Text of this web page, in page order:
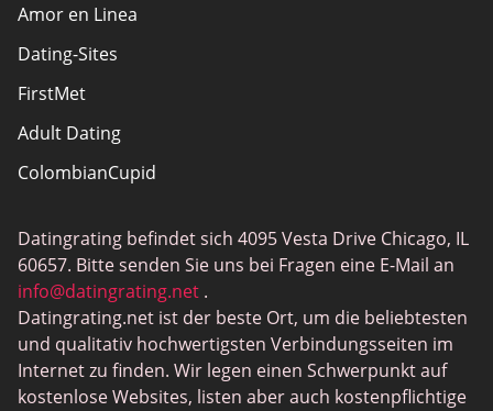
Amor en Linea
Dating-Sites
FirstMet
Adult Dating
ColombianCupid
MeetMindful
BDSM Dating
BBPeopleMeet
Sugar Daddy Sites
Datingrating befindet sich 4095 Vesta Drive Chicago, IL
60657. Bitte senden Sie uns bei Fragen eine E-Mail an
info@datingrating.net .
Datingrating.net ist der beste Ort, um die beliebtesten
und qualitativ hochwertigsten Verbindungsseiten im
Internet zu finden. Wir legen einen Schwerpunkt auf
kostenlose Websites, listen aber auch kostenpflichtige